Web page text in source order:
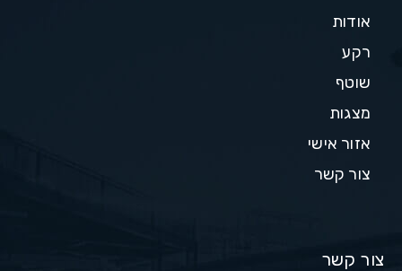
אודות
רקע
שוטף
מצגות
אזור אישי
צור קשר
צור קשר